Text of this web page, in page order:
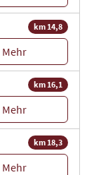
km 14,8
Mehr
km 16,1
Mehr
km 18,3
Mehr